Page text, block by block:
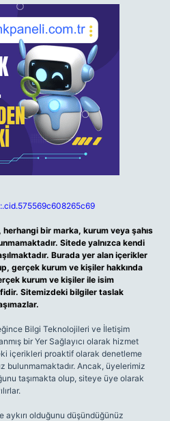
bir marka, kurum veya şahıs
Sitede yalnızca kendi
Burada yer alan içerikler
gerçek kurum ve kişiler hakkında
kurum ve kişiler ile isim
Sitemizdeki bilgiler taslak
Bilgi Teknolojileri ve İletişim
bir Yer Sağlayıcı olarak hizmet
içerikleri proaktif olarak denetleme
bulunmamaktadır. Ancak, üyelerimiz
taşımakta olup, siteye üye olarak
olduğunu düşündüğünüz